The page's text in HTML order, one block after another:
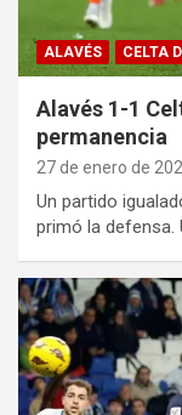
ALAVÉS CELTA
Alavés 1-1
permanencia
27 de enero de
Un partido
primó la defensa.